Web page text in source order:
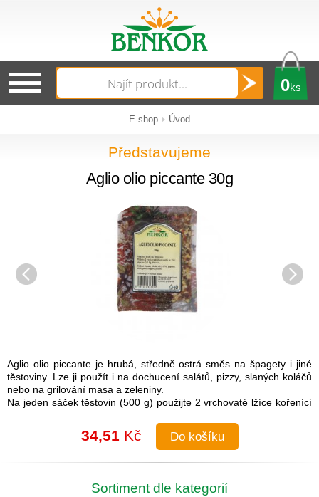
0ks
E-shop Úvod
Představujeme
Aglio olio piccante 30g
Aglio olio piccante je hrubá, středně ostrá směs na špagety i jiné
těstoviny. Lze ji použít i na dochucení salátů, pizzy, slaných koláčů
nebo na grilování masa a zeleniny.
Na jeden sáček těstovin (500 g) použijte 2 vrchovaté lžíce kořenící
Návod na přípravu: Do uvařených těstovin přimíchejte kořenící
směs a lžíci olivového oleje. Je možné také na pánvi olivový olej
rozehřát a koření na něm zlehka opražit, aby se rozvonělo a
následně přidat směs k těstovinám.
34,51Kč Do košíku
Sortiment dle kategorií